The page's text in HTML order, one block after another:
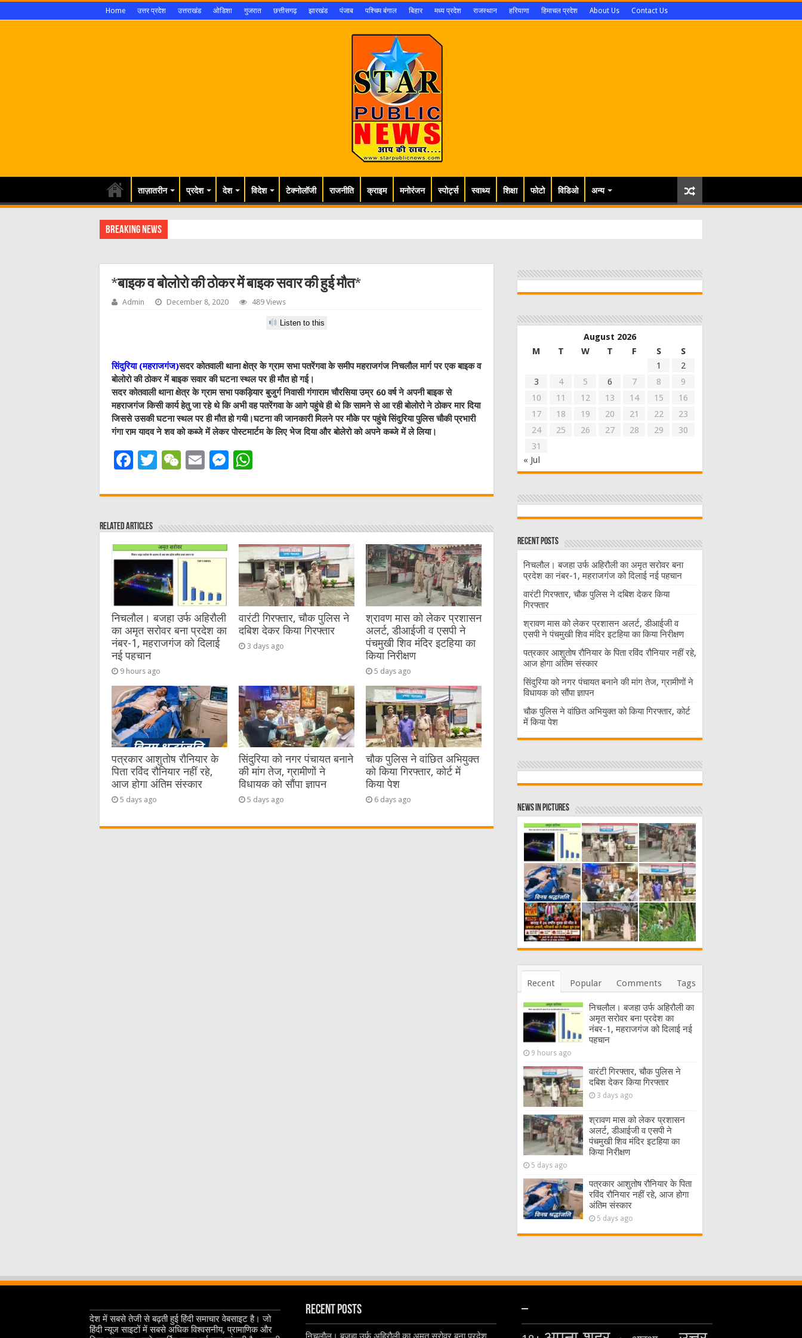
Home उत्तर प्रदेश उत्तराखंड ओडिशा गुजरात छत्तीसगढ़ झारखंड पंजाब पश्चिम बंगाल बिहार मध्य प्रदेश राजस्थान हरियाणा हिमाचल प्रदेश About Us Contact Us
ताज़ातरीन प्रदेश देश विदेश टेक्नोलॉजी राजनीति क्राइम मनोरंजन स्पोर्ट्स स्वाथ्य शिक्षा फोटो विडिओ अन्य
Breaking News
*बाइक व बोलोरो की ठोकर में बाइक सवार की हुई मौत*
Admin December 8, 2020 489 Views
Listen to this
सिंदुरिया (महराजगंज)सदर कोतवाली थाना क्षेत्र के ग्राम सभा पतरेंगवा के समीप महराजगंज निचलौल मार्ग पर एक बाइक व
बोलोरो की ठोकर में बाइक सवार की घटना स्थल पर ही मौत हो गई।
सदर कोतवाली थाना क्षेत्र के ग्राम सभा पकड़ियार बुजुर्ग निवासी गंगाराम चौरसिया उम्र 60 वर्ष ने अपनी बाइक से
महराजगंज किसी कार्य हेतु जा रहे थे कि अभी वह पतरेंगवा के आगे पहुंचे ही थे कि सामने से आ रही बोलोरो ने ठोकर मार दिया
जिससे उसकी घटना स्थल पर ही मौत हो गयी।घटना की जानकारी मिलने पर मौके पर पहुंचे सिंदुरिया पुलिस चौकी प्रभारी
गंगा राम यादव ने शव को कब्जे में लेकर पोस्टमार्टम के लिए भेज दिया और बोलेरो को अपने कब्जे में ले लिया।
F
c
e
b
o
o
k
T
it
r
W
C
at
E
ai
M
ss
n
g
er
at
A
p
p
Related Articles
निचलौल। बजहा उर्फ अहिरौली
का अमृत सरोवर बना प्रदेश का
नंबर-1, महराजगंज को दिलाई
नई पहचान
9 hours ago
वारंटी गिरफ्तार, चौक पुलिस ने
दबिश देकर किया गिरफ्तार
3 days ago
श्रावण मास को लेकर प्रशासन
अलर्ट, डीआईजी व एसपी ने
पंचमुखी शिव मंदिर इटहिया का
किया निरीक्षण
5 days ago
पत्रकार आशुतोष रौनियार के
पिता रविंद रौनियार नहीं रहे,
आज होगा अंतिम संस्कार
5 days ago
सिंदुरिया को नगर पंचायत बनाने
की मांग तेज, ग्रामीणों ने
विधायक को सौंपा ज्ञापन
5 days ago
चौक पुलिस ने वांछित अभियुक्त
को किया गिरफ्तार, कोर्ट में
किया पेश
6 days ago
August 2026
M
T W T F S
S
1
2
3
4 5 6 7 8
9
10
11 12 13 14 15
16
17
18 19 20 21 22
23
24
25 26 27 28 29
30
31
« Jul
Recent Posts
निचलौल। बजहा उर्फ अहिरौली का अमृत सरोवर बना
प्रदेश का नंबर-1, महराजगंज को दिलाई नई पहचान
वारंटी गिरफ्तार, चौक पुलिस ने दबिश देकर किया
गिरफ्तार
श्रावण मास को लेकर प्रशासन अलर्ट, डीआईजी व
एसपी ने पंचमुखी शिव मंदिर इटहिया का किया निरीक्षण
पत्रकार आशुतोष रौनियार के पिता रविंद रौनियार नहीं रहे,
आज होगा अंतिम संस्कार
सिंदुरिया को नगर पंचायत बनाने की मांग तेज, ग्रामीणों ने
विधायक को सौंपा ज्ञापन
चौक पुलिस ने वांछित अभियुक्त को किया गिरफ्तार, कोर्ट
में किया पेश
News in Pictures
Recent Popular Comments Tags
निचलौल। बजहा उर्फ अहिरौली का
अमृत सरोवर बना प्रदेश का
नंबर-1, महराजगंज को दिलाई नई
पहचान
9 hours ago
वारंटी गिरफ्तार, चौक पुलिस ने
दबिश देकर किया गिरफ्तार
3 days ago
श्रावण मास को लेकर प्रशासन
अलर्ट, डीआईजी व एसपी ने
पंचमुखी शिव मंदिर इटहिया का
किया निरीक्षण
5 days ago
पत्रकार आशुतोष रौनियार के पिता
रविंद रौनियार नहीं रहे, आज होगा
अंतिम संस्कार
5 days ago
देश में सबसे तेजी से बढ़ती हुई हिंदी समाचार वेबसाइट है। जो
हिंदी न्यूज साइटों में सबसे अधिक विश्वसनीय, प्रामाणिक और
Recent Posts –